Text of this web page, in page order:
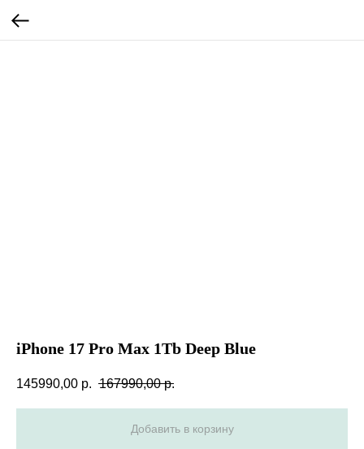
iPhone 17 Pro Max 1Tb Deep Blue
145990,00 р. 167990,00 р.
Добавить в корзину